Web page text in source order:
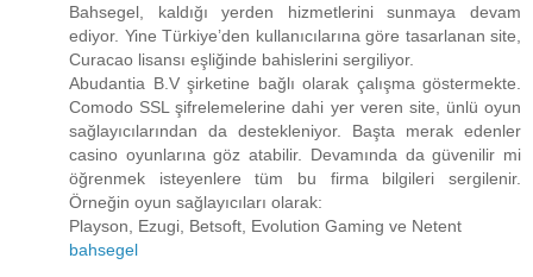
Bahsegel, kaldığı yerden hizmetlerini sunmaya devam
ediyor. Yine Türkiye’den kullanıcılarına göre tasarlanan site,
Curacao lisansı eşliğinde bahislerini sergiliyor.
Abudantia B.V şirketine bağlı olarak çalışma göstermekte.
Comodo SSL şifrelemelerine dahi yer veren site, ünlü oyun
sağlayıcılarından da destekleniyor. Başta merak edenler
casino oyunlarına göz atabilir. Devamında da güvenilir mi
öğrenmek isteyenlere tüm bu firma bilgileri sergilenir.
Örneğin oyun sağlayıcıları olarak:
Playson, Ezugi, Betsoft, Evolution Gaming ve Netent
bahsegel